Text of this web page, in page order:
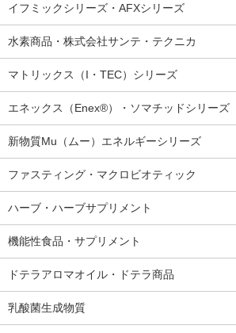
イフミックシリーズ・AFXシリーズ
水素商品・株式会社サンテ・テクニカ
マトリックス（I・TEC）シリーズ
エネックス（Enex®）・ソマチッドシリーズ
新物質Mu（ムー）エネルギーシリーズ
ファスティング・マクロビオティック
ハーブ・ハーブサプリメント
機能性食品・サプリメント
ドテラアロマオイル・ドテラ商品
乳酸菌生成物質